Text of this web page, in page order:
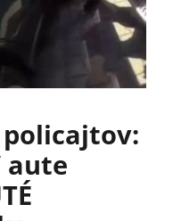
policajtov:
aute